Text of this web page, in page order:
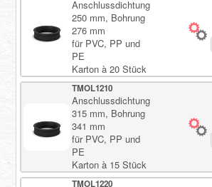
Anschlussdichtung
250 mm, Bohrung
276 mm
für PVC, PP und
PE
Karton à 20 Stück
TMOL1210
Anschlussdichtung
315 mm, Bohrung
341 mm
für PVC, PP und
PE
Karton à 15 Stück
TMOL1220